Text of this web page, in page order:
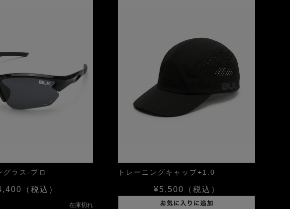
グラス-プロ
（税込）
在庫切れ
トレーニングキャップ+1.0
¥5,500 （税込）